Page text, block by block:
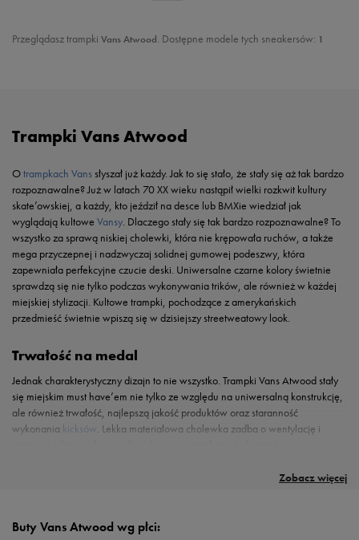
Przeglądasz trampki Vans Atwood. Dostępne modele tych sneakersów: 1
Zobacz więcej
Trampki Vans Atwood
Otrampkach Vans słyszał już każdy. Jak to się stało, że stały się aż tak bardzo
rozpoznawalne? Już w latach 70 XX wieku nastąpił wielki rozkwit kultury
skate’owskiej, a każdy, kto jeździł na desce lub BMXie wiedział jak
wyglądają kultowe Vansy. Dlaczego stały się tak bardzo rozpoznawalne? To
wszystko za sprawą niskiej cholewki, która nie krępowała ruchów, a także
mega przyczepnej i nadzwyczaj solidnej gumowej podeszwy, która
zapewniała perfekcyjne czucie deski. Uniwersalne czarne kolory świetnie
sprawdzą się nie tylko podczas wykonywania trików, ale również w każdej
miejskiej stylizacji. Kultowe trampki, pochodzące z amerykańskich
przedmieść świetnie wpiszą się w dzisiejszy streetweatowy look.
Trwałość na medal
Jednak charakterystyczny dizajn to nie wszystko. Trampki Vans Atwood stały
się miejskim must have’em nie tylko ze względu na uniwersalną konstrukcję,
ale również trwałość, najlepszą jakość produktów oraz staranność
wykonania kicksów. Lekka materiałowa cholewka zadba o wentylację i
wiele sezonów intensywnego użytkowania. Miękka, tekstylna wyściółka
ścieranie i niezwykle przyczepnej podeszwy z wyraziście żłobionym
fanów miejskiego looku. Niezobowiązujący styl zachwyci każdąkobietę, z
platformaę która pomoże Ci wyrazić swój charakter? Ponadczasowe niskie
Buty Vans Atwood wg płci: